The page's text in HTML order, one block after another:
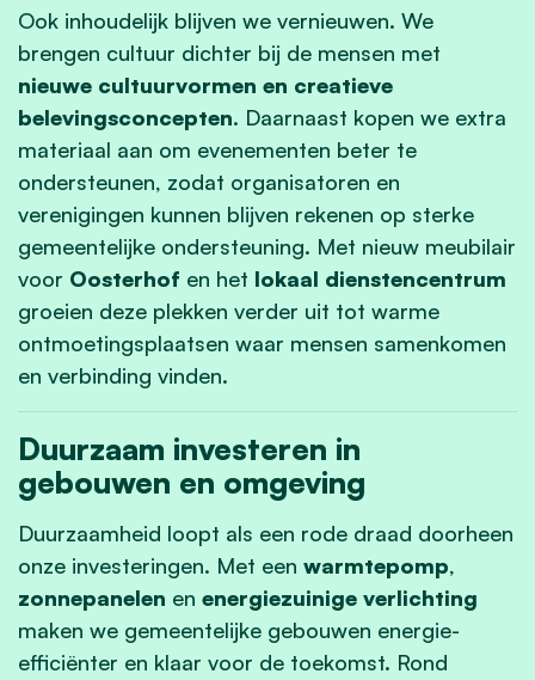
Ook inhoudelijk blijven we vernieuwen. We
brengen cultuur dichter bij de mensen met
nieuwe cultuurvormen en creatieve
belevingsconcepten. Daarnaast kopen we extra
materiaal aan om evenementen beter te
ondersteunen, zodat organisatoren en
verenigingen kunnen blijven rekenen op sterke
gemeentelijke ondersteuning. Met nieuw meubilair
voor Oosterhof en het lokaal dienstencentrum
groeien deze plekken verder uit tot warme
ontmoetingsplaatsen waar mensen samenkomen
en verbinding vinden.
Duurzaam investeren in
gebouwen en omgeving
Duurzaamheid loopt als een rode draad doorheen
onze investeringen. Met een warmtepomp,
zonnepanelen en energiezuinige verlichting
maken we gemeentelijke gebouwen energie-
efficiënter en klaar voor de toekomst. Rond